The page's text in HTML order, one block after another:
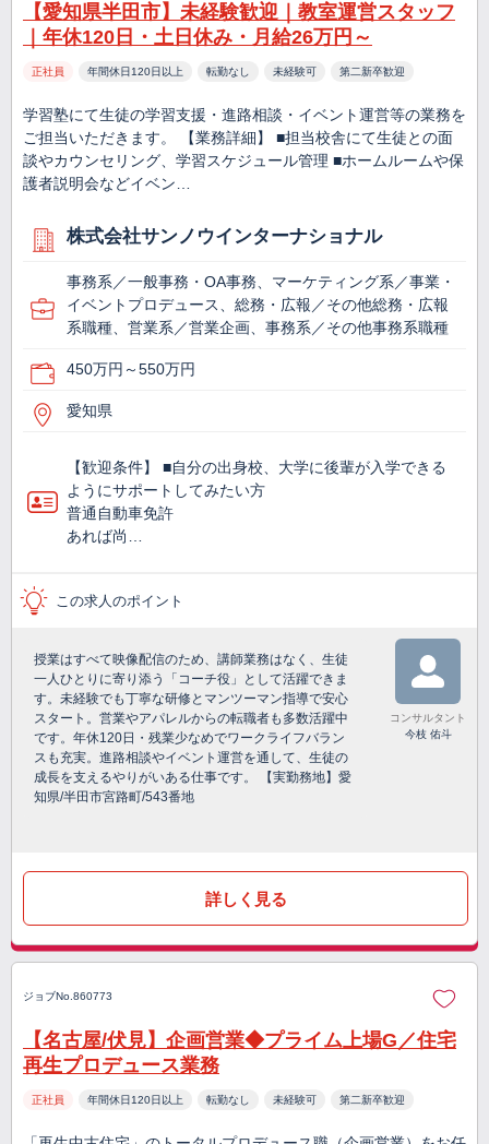
【愛知県半田市】未経験歓迎｜教室運営スタッフ
｜年休120日・土日休み・月給26万円～
正社員 年間休日120日以上 転勤なし 未経験可 第二新卒歓迎
学習塾にて生徒の学習支援・進路相談・イベント運営等の業務を
ご担当いただきます。 【業務詳細】 ■担当校舎にて生徒との面
談やカウンセリング、学習スケジュール管理 ■ホームルームや保
護者説明会などイベン…
株式会社サンノウインターナショナル
事務系／一般事務・OA事務、マーケティング系／事業・
イベントプロデュース、総務・広報／その他総務・広報
系職種、営業系／営業企画、事務系／その他事務系職種
450万円～550万円
愛知県
【歓迎条件】 ■自分の出身校、大学に後輩が入学できる
ようにサポートしてみたい方
普通自動車免許
あれば尚…
この求人のポイント
授業はすべて映像配信のため、講師業務はなく、生徒
一人ひとりに寄り添う「コーチ役」として活躍できま
す。未経験でも丁寧な研修とマンツーマン指導で安心
スタート。営業やアパレルからの転職者も多数活躍中
です。年休120日・残業少なめでワークライフバラン
スも充実。進路相談やイベント運営を通して、生徒の
成長を支えるやりがいある仕事です。 【実勤務地】愛
知県/半田市宮路町/543番地
コンサルタント
今枝 佑斗
詳しく見る
ジョブNo.860773
【名古屋/伏見】企画営業◆プライム上場G／住宅
再生プロデュース業務
正社員 年間休日120日以上 転勤なし 未経験可 第二新卒歓迎